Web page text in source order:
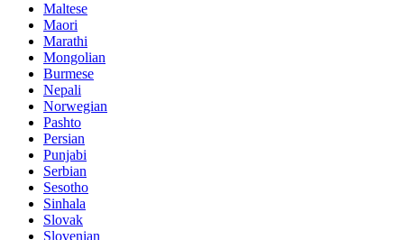
Maltese
Maori
Marathi
Mongolian
Burmese
Nepali
Norwegian
Pashto
Persian
Punjabi
Serbian
Sesotho
Sinhala
Slovak
Slovenian